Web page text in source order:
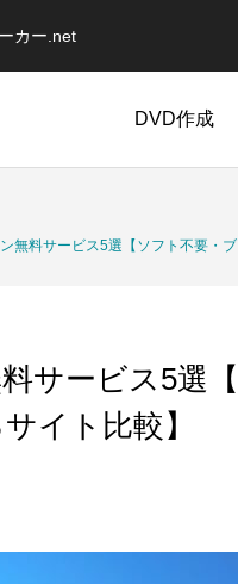
カー.net
DVD作成
無料サービス5選【ソフト不要・
サービス5選
イト比較】